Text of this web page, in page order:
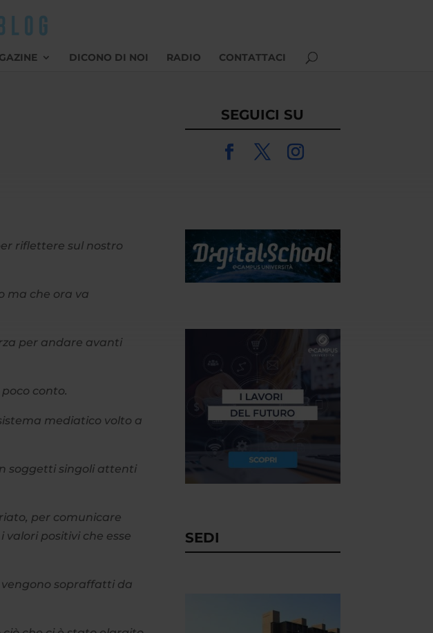
DICONO DI NOI RADIO CONTATTACI
riflettere sul nostro
ma che ora va
per andare avanti
conto.
mediatico volto a
soggetti singoli attenti
per comunicare
valori positivi che esse
vengono sopraffatti da
SEGUICI SU
SEDI